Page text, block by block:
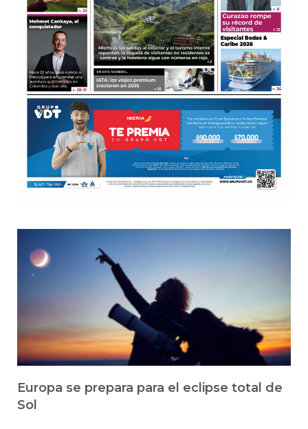
Europa se prepara para el eclipse total de
Sol